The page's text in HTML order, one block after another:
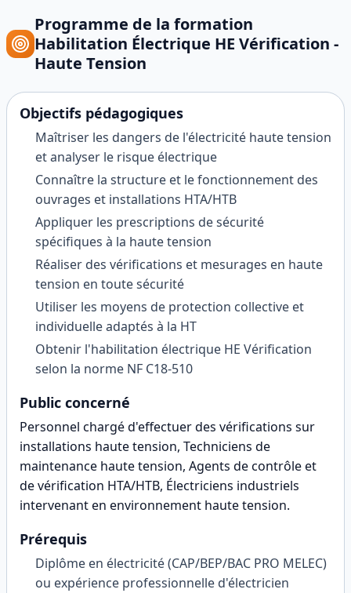
Programme de la formation
Habilitation Électrique HE Vérification -
Haute Tension
Objectifs pédagogiques
Maîtriser les dangers de l'électricité haute tension
et analyser le risque électrique
Connaître la structure et le fonctionnement des
ouvrages et installations HTA/HTB
Appliquer les prescriptions de sécurité
spécifiques à la haute tension
Réaliser des vérifications et mesurages en haute
tension en toute sécurité
Utiliser les moyens de protection collective et
individuelle adaptés à la HT
Obtenir l'habilitation électrique HE Vérification
selon la norme NF C18-510
Public concerné
Personnel chargé d'effectuer des vérifications sur
installations haute tension, Techniciens de
maintenance haute tension, Agents de contrôle et
de vérification HTA/HTB, Électriciens industriels
intervenant en environnement haute tension.
Prérequis
Diplôme en électricité (CAP/BEP/BAC PRO MELEC)
ou expérience professionnelle d'électricien